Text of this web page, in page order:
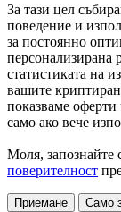
За тази цел
поведение и
за постоянно
персонализирана
статистиката на
вашите
показваме
само ако вече
Моля, запознайте
поверителност
Приемане
Само